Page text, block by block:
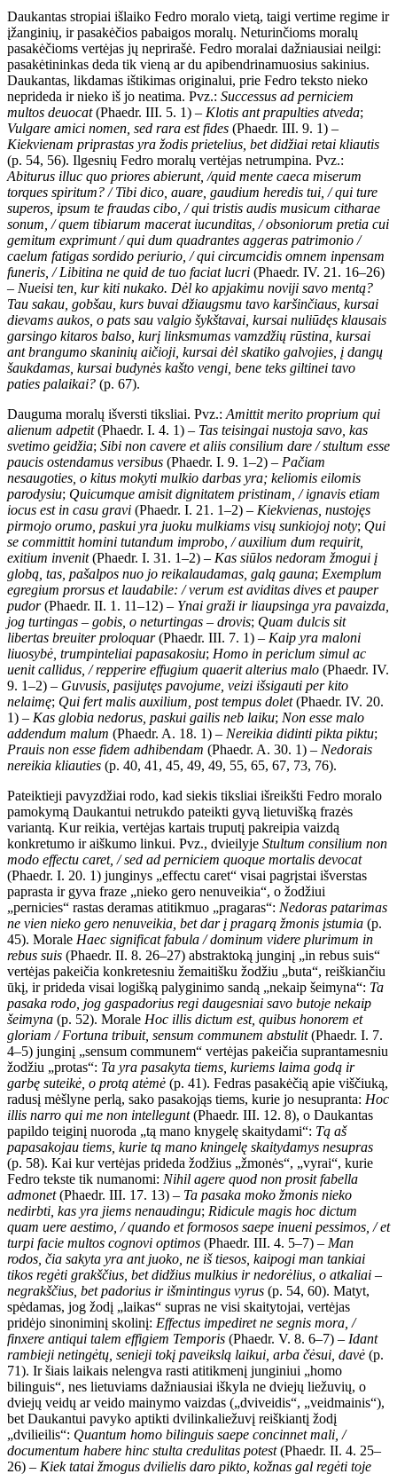
Daukantas stropiai išlaiko Fedro moralo vietą, taigi vertime regime ir
įžanginių, ir pasakėčios pabaigos moralų. Neturinčioms moralų
pasakėčioms vertėjas jų neprirašė. Fedro moralai dažniausiai neilgi:
pasakėtininkas deda tik vieną ar du apibendrinamuosius sakinius.
Daukantas, likdamas ištikimas originalui, prie Fedro teksto nieko
neprideda ir nieko iš jo neatima. Pvz.: Successus ad perniciem
multos deuocat(Phaedr. III. 5. 1) – Klotis ant prapulties atveda;
Vulgare amici nomen, sed rara est fides (Phaedr. III. 9. 1) –
Kiekvienam priprastas yra žodis prietelius, bet didžiai retai kliautis
(p. 54, 56). Ilgesnių Fedro moralų vertėjas netrumpina. Pvz.:
Abiturus illuc quo priores abierunt, /quid mente caeca miserum
torques spiritum? / Tibi dico, auare, gaudium heredis tui, / qui ture
superos, ipsum te fraudas cibo, / qui tristis audis musicum citharae
sonum, / quem tibiarum macerat iucunditas, / obsoniorum pretia cui
gemitum exprimunt / qui dum quadrantes aggeras patrimonio /
caelum fatigas sordido periurio, / qui circumcidis omnem inpensam
funeris, / Libitina ne quid de tuo faciat lucri (Phaedr. IV. 21. 16–26)
– Nueisi ten, kur kiti nukako. Dėl ko apjakimu noviji savo mentą?
Tau sakau, gobšau, kurs buvai džiaugsmu tavo karšinčiaus, kursai
dievams aukos, o pats sau valgio šykštavai, kursai nuliūdęs klausais
garsingo kitaros balso, kurį linksmumas vamzdžių rūstina, kursai
ant brangumo skaninių aičioji, kursai dėl skatiko galvojies, į dangų
šaukdamas, kursai budynės kašto vengi, bene teks giltinei tavo
paties palaikai? (p. 67).
Dauguma moralų išversti tiksliai. Pvz.: Amittit merito proprium qui
alienum adpetit(Phaedr. I. 4. 1) – Tas teisingai nustoja savo, kas
svetimo geidžia; Sibi non cavere et aliis consilium dare / stultum esse
paucis ostendamus versibus (Phaedr. I. 9. 1–2) – Pačiam
nesaugoties, o kitus mokyti mulkio darbas yra; keliomis eilomis
parodysiu; Quicumque amisit dignitatem pristinam, / ignavis etiam
iocus est in casu gravi (Phaedr. I. 21. 1–2) – Kiekvienas, nustojęs
pirmojo orumo, paskui yra juoku mulkiams visų sunkiojoj noty; Qui
se committit homini tutandum improbo, / auxilium dum requirit,
exitium invenit(Phaedr. I. 31. 1–2) – Kas siūlos nedoram žmogui į
globą, tas, pašalpos nuo jo reikalaudamas, galą gauna; Exemplum
egregium prorsus et laudabile: / verum est aviditas dives et pauper
pudor(Phaedr. II. 1. 11–12) – Ynai graži ir liaupsinga yra pavaizda,
jog turtingas – gobis, o neturtingas – drovis; Quam dulcis sit
libertas breuiter proloquar(Phaedr. III. 7. 1) – Kaip yra maloni
liuosybė, trumpinteliai papasakosiu; Homo in periclum simul ac
uenit callidus, / repperire effugium quaerit alterius malo (Phaedr. IV.
9. 1–2) – Guvusis, pasijutęs pavojume, veizi išsigauti per kito
nelaimę; Qui fert malis auxilium, post tempus dolet(Phaedr. IV. 20.
1) – Kas globia nedorus, paskui gailis neb laiku; Non esse malo
addendum malum (Phaedr. A. 18. 1) – Nereikia didinti pikta piktu;
Prauis non esse fidem adhibendam (Phaedr. A. 30. 1) – Nedorais
nereikia kliauties (p. 40, 41, 45, 49, 49, 55, 65, 67, 73, 76).
Pateiktieji pavyzdžiai rodo, kad siekis tiksliai išreikšti Fedro moralo
pamokymą Daukantui netrukdo pateikti gyvą lietuvišką frazės
variantą. Kur reikia, vertėjas kartais truputį pakreipia vaizdą
konkretumo ir aiškumo linkui. Pvz., dvieilyje Stultum consilium non
modo effectu caret, / sed ad perniciem quoque mortalis devocat
(Phaedr. I. 20. 1) junginys „effectu caret“ visai pagrįstai išverstas
paprasta ir gyva fraze „nieko gero nenuveikia“, o žodžiui
„pernicies“ rastas deramas atitikmuo „pragaras“: Nedoras patarimas
ne vien nieko gero nenuveikia, bet dar į pragarą žmonis įstumia (p.
45). Morale Haec significat fabula / dominum videre plurimum in
rebus suis (Phaedr. II. 8. 26–27) abstraktoką junginį „in rebus suis“
vertėjas pakeičia konkretesniu žemaitišku žodžiu „buta“, reiškiančiu
ūkį, ir prideda visai logišką palyginimo sandą „nekaip šeimyna“: Ta
pasaka rodo, jog gaspadorius regi daugesniai savo butoje nekaip
šeimyna (p. 52). Morale Hoc illis dictum est, quibus honorem et
gloriam / Fortuna tribuit, sensum communem abstulit(Phaedr. I. 7.
4–5) junginį „sensum communem“ vertėjas pakeičia suprantamesniu
žodžiu „protas“: Ta yra pasakyta tiems, kuriems laima godą ir
garbę suteikė, o protą atėmė (p. 41). Fedras pasakėčią apie viščiuką,
radusį mėšlyne perlą, sako pasakojąs tiems, kurie jo nesupranta: Hoc
illis narro qui me non intellegunt(Phaedr. III. 12. 8), o Daukantas
papildo teiginį nuoroda „tą mano knygelę skaitydami“: Tą aš
papasakojau tiems, kurie tą mano kningelę skaitydamys nesupras
(p. 58). Kai kur vertėjas prideda žodžius „žmonės“, „vyrai“, kurie
Fedro tekste tik numanomi: Nihil agere quod non prosit fabella
admonet(Phaedr. III. 17. 13) – Ta pasaka moko žmonis nieko
nedirbti, kas yra jiems nenaudingu; Ridicule magis hoc dictum
quam uere aestimo, / quando et formosos saepe inueni pessimos, / et
turpi facie multos cognovi optimos (Phaedr. III. 4. 5–7) – Man
rodos, čia sakyta yra ant juoko, ne iš tiesos, kaipogi man tankiai
tikos regėti grakščius, bet didžius mulkius ir nedorėlius, o atkaliai –
negrakščius, bet padorius ir išmintingus vyrus (p. 54, 60). Matyt,
spėdamas, jog žodį „laikas“ supras ne visi skaitytojai, vertėjas
pridėjo sinoniminį skolinį: Effectus impediret ne segnis mora, /
finxere antiqui talem effigiem Temporis (Phaedr. V. 8. 6–7) – Idant
rambieji netingėtų, senieji tokį paveikslą laikui, arba čėsui, davė (p.
71). Ir šiais laikais nelengva rasti atitikmenį junginiui „homo
bilinguis“, nes lietuviams dažniausiai iškyla ne dviejų liežuvių, o
dviejų veidų ar veido mainymo vaizdas („dviveidis“, „veidmainis“),
bet Daukantui pavyko aptikti dvilinkaliežuvį reiškiantį žodį
„dvilieilis“: Quantum homo bilinguis saepe concinnet mali, /
documentum habere hinc stulta credulitas potest(Phaedr. II. 4. 25–
26) – Kiek tatai žmogus dvilielis daro pikto, kožnas gal regėti toje